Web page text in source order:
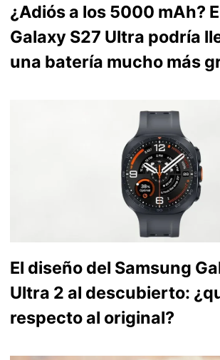
¿Adiós a los 5000 mAh?
Galaxy S27 Ultra podría
una batería mucho más
El diseño del Samsung
Ultra 2 al descubierto:
respecto al original?